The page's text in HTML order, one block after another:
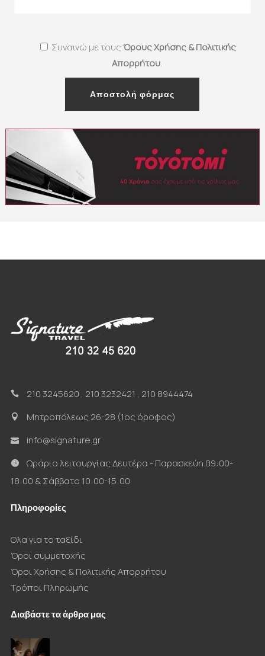
Συναινώ με τουςΌρους Χρήσης & Πολιτικής
Απορρήτου.
210 3245620 , 210 3232421 , 210 8944474
Μητροπόλεως 26-28 (1ος όροφος)
info@signature.gr
Ωράριο λειτουργίας Δευτέρα - Παρασκεύη 09:00-
18:00 & Σάββατο 10:00-15:00
Πληροφορίες
Ολα για το ταξίδι
Όροι συμμετοχής
Όροι Χρήσης & Πολιτικής Απορρήτου
Τρόποι Πληρωμής
Διαβάστε τα άρθρα μας